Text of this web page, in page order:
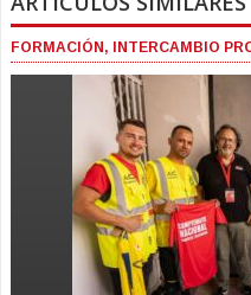
FORMACIÓN, INTERCAMBIO